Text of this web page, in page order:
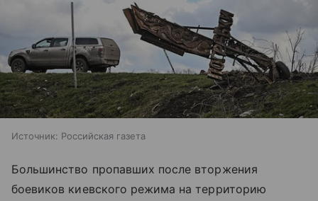
Источник: Российская газета
Большинство пропавших после вторжения
боевиков киевского режима на территорию